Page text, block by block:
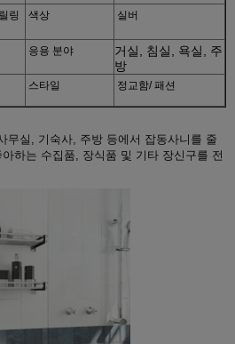
링 색상 실버
응용 분야
거실, 침실, 욕실, 주
방
스타일 정교함/ 패션
무실, 기숙사, 주방 등에서 잡동사니를 줄
하는 수집품, 장식품 및 기타 장신구를 전